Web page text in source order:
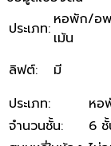
ประเภท: หอพัก/อพ
เม้น
ลิฟต์: มี
ประเภท: หอ
จำนวนชั้น: 6